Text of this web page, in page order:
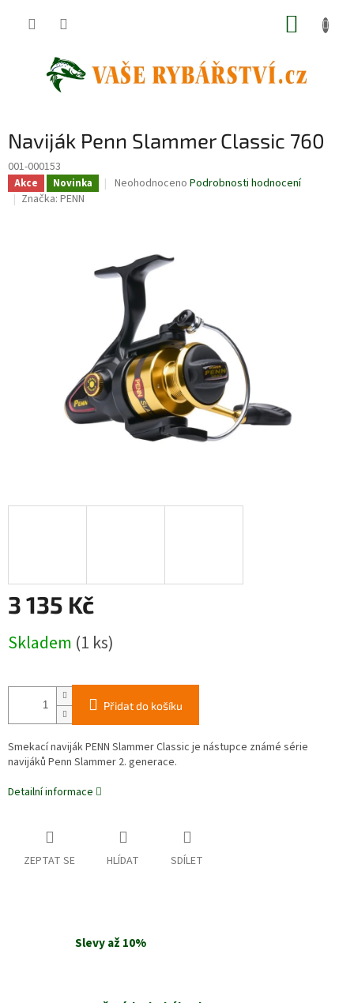
Naviják Penn Slammer Classic 760
001-000153
Akce Novinka
Průměrné
5
hvězdiček.
Neohodnoceno Podrobnosti hodnocení
Značka: PENN
3 135 Kč
cena:
Skladem (1 ks)
Přidat do košíku
Smekací naviják PENN Slammer Classic je nástupce známé série
navijáků Penn Slammer 2. generace.
Detailní informace
ZEPTAT SE HLÍDAT SDÍLET
Slevy až 10%